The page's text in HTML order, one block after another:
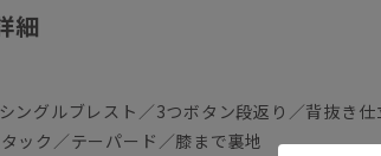
細
ングルブレスト／3つボタン段返り／背抜き
ック／テーパード／膝まで裏地